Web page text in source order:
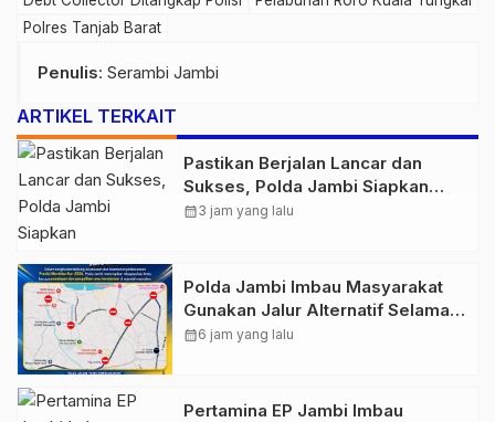
Polres Tanjab Barat
Penulis: Serambi Jambi
ARTIKEL TERKAIT
Pastikan Berjalan Lancar dan
Sukses, Polda Jambi Siapkan
Pengamanan Berlapis untuk 8.750
calendar_month3 jam yang lalu
Polda Jambi Imbau Masyarakat
Gunakan Jalur Alternatif Selama
Pelaksanaan Presisi Merdeka Run
calendar_month6 jam yang lalu
Pertamina EP Jambi Imbau